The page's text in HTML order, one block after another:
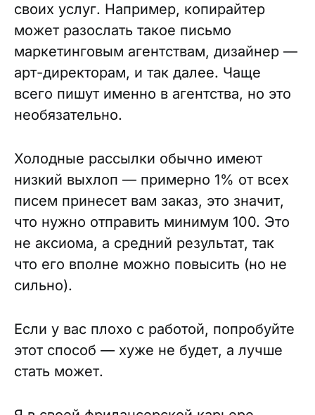
своих услуг. Например, копирайтер
может разослать такое письмо
маркетинговым агентствам, дизайнер —
арт-директорам, и так далее. Чаще
всего пишут именно в агентства, но это
необязательно.
Холодные рассылки обычно имеют
низкий выхлоп — примерно 1% от всех
писем принесет вам заказ, это значит,
что нужно отправить минимум 100. Это
не аксиома, а средний результат, так
что его вполне можно повысить (но не
сильно).
Если у вас плохо с работой, попробуйте
этот способ — хуже не будет, а лучше
стать может.